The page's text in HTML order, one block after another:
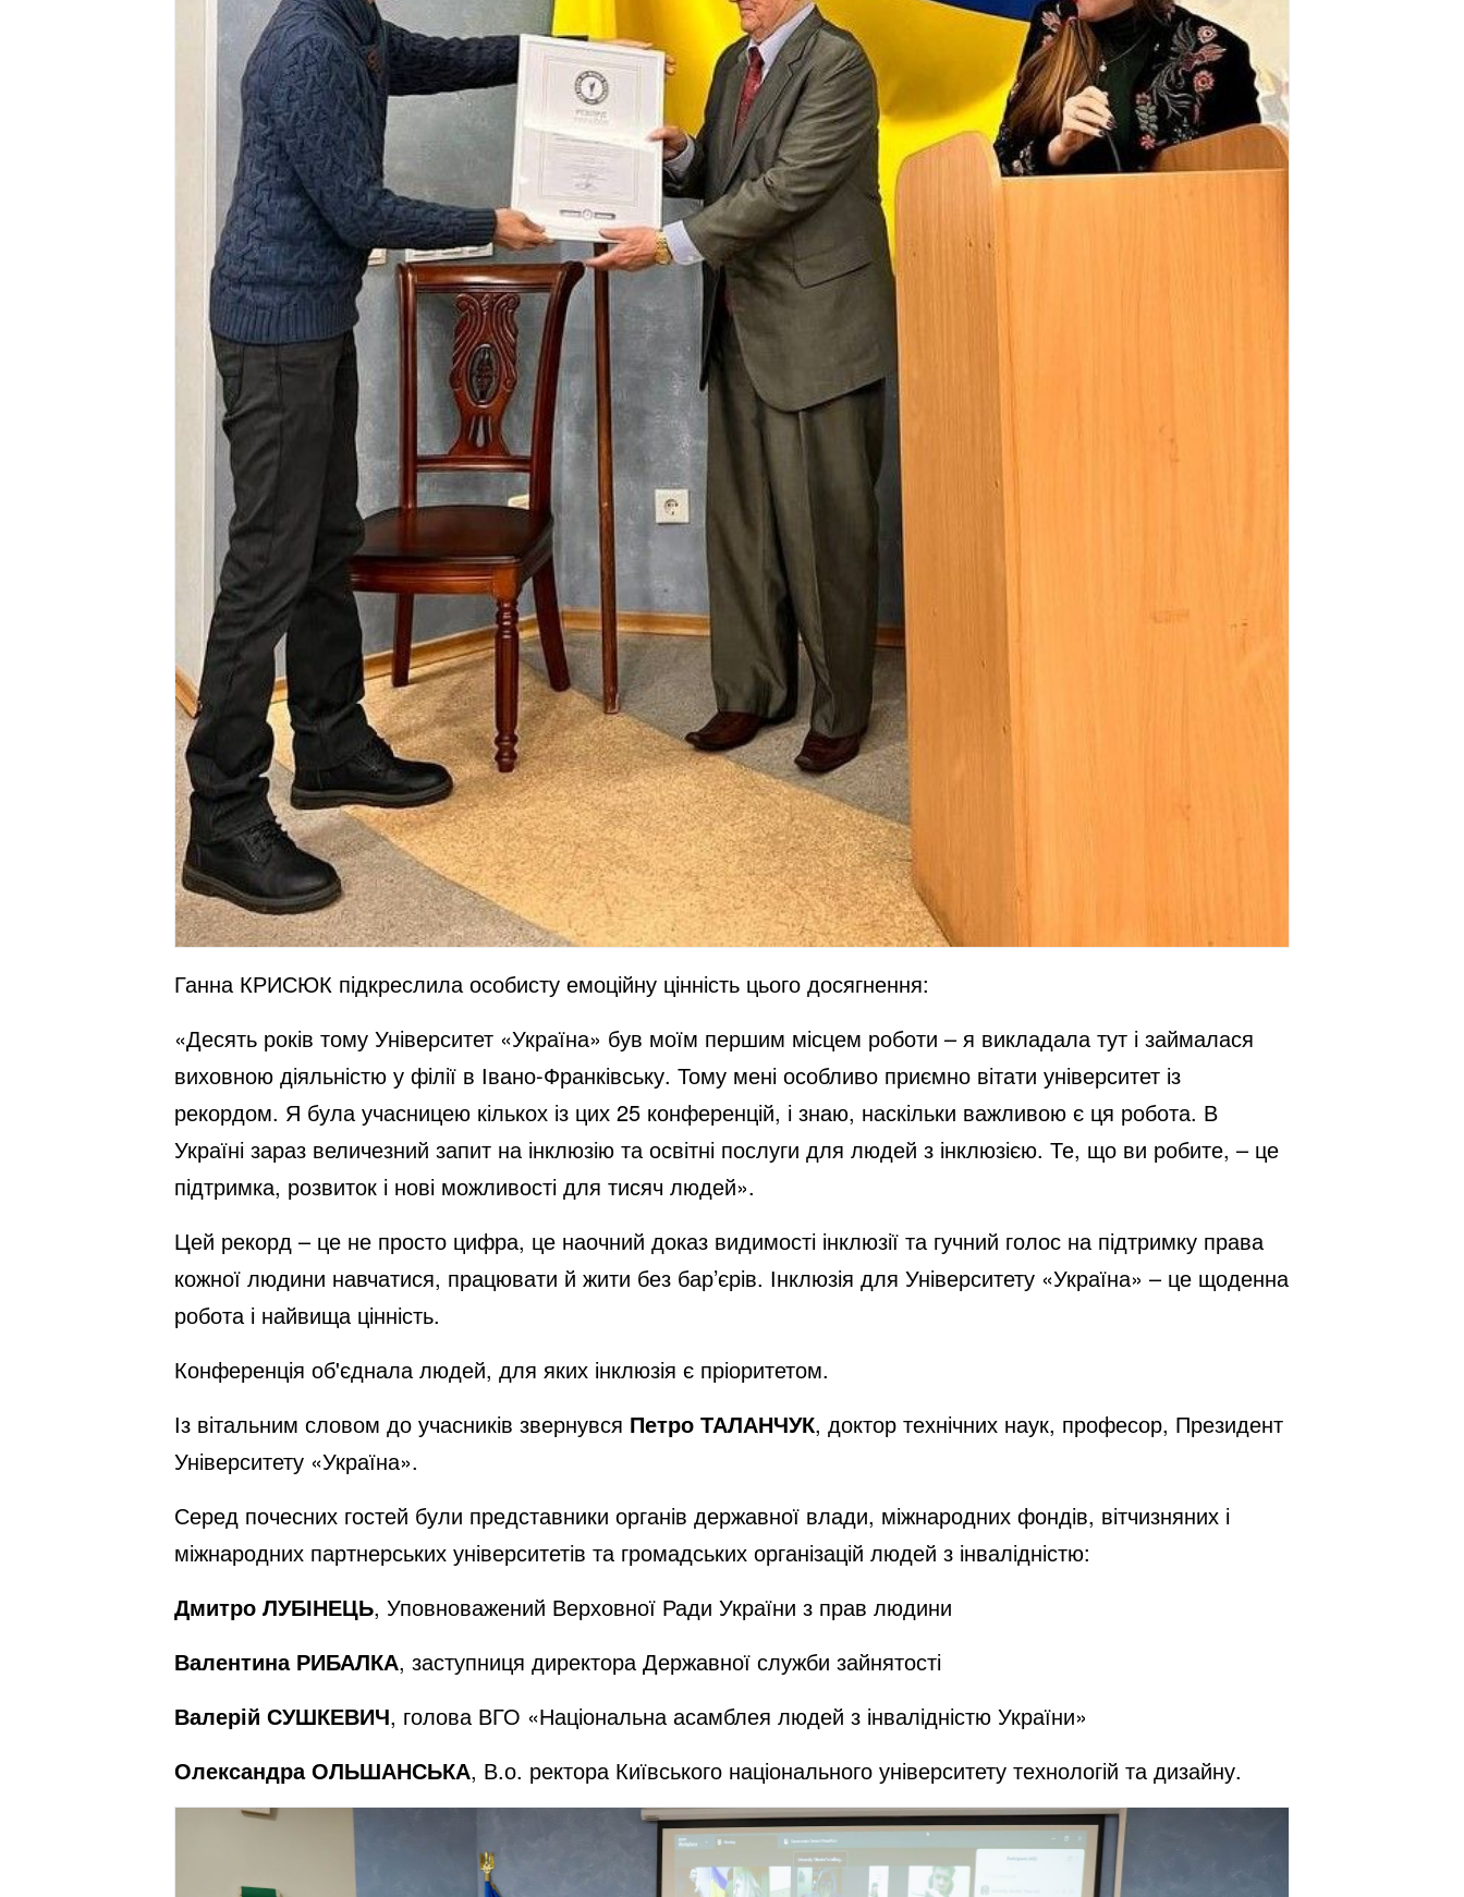
Ганна КРИСЮК підкреслила особисту емоційну цінність цього досягнення:
«Десять років тому Університет «Україна» був моїм першим місцем роботи – я викладала тут і займалася
виховною діяльністю у філії в Івано-Франківську. Тому мені особливо приємно вітати університет із
рекордом. Я була учасницею кількох із цих 25 конференцій, і знаю, наскільки важливою є ця робота. В
Україні зараз величезний запит на інклюзію та освітні послуги для людей з інклюзією. Те, що ви робите, – це
підтримка, розвиток і нові можливості для тисяч людей».
Цей рекорд – це не просто цифра, це наочний доказ видимості інклюзії та гучний голос на підтримку права
кожної людини навчатися, працювати й жити без бар’єрів. Інклюзія для Університету «Україна» – це щоденна
робота і найвища цінність.
Конференція об'єднала людей, для яких інклюзія є пріоритетом.
Із вітальним словом до учасників звернувся Петро ТАЛАНЧУК, доктор технічних наук, професор, Президент
Університету «Україна».
Серед почесних гостей були представники органів державної влади, міжнародних фондів, вітчизняних і
міжнародних партнерських університетів та громадських організацій людей з інвалідністю:
Дмитро ЛУБІНЕЦЬ, Уповноважений Верховної Ради України з прав людини
Валентина РИБАЛКА, заступниця директора Державної служби зайнятості
Валерій СУШКЕВИЧ, голова ВГО «Національна асамблея людей з інвалідністю України»
Олександра ОЛЬШАНСЬКА, В.о. ректора Київського національного університету технологій та дизайну.